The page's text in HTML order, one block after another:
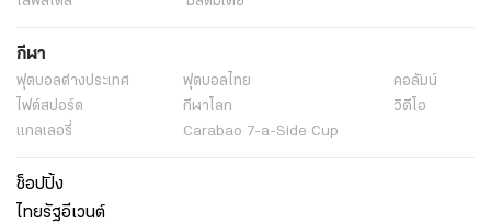
กีฬา
ฟุตบอลต่่างประเทศ ฟุตบอลไทย
คอลัมน์
ไฟต์สปอร์ต
กีฬาโลก
วิดีโอ
แกลเลอรี่
Carabao 7-a-Side Cup
ช็อปปิ้ง
ไทยรัฐอีเวนต์